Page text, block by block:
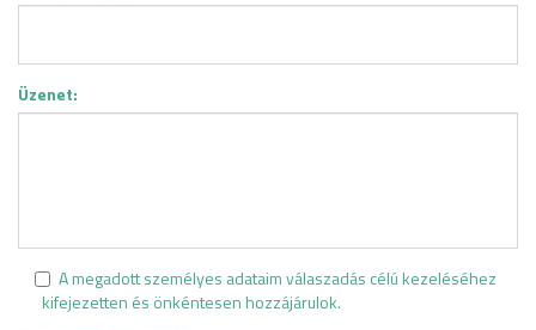
Üzenet:
A megadott személyes adataim válaszadás célú kezeléséhez
kifejezetten és önkéntesen hozzájárulok.